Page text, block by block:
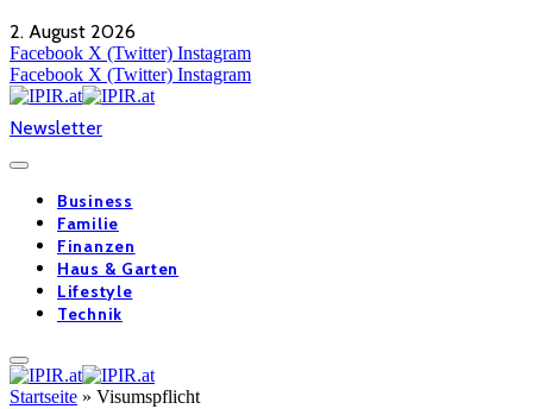
2. August 2026
Facebook X (Twitter) Instagram
Facebook X (Twitter) Instagram
Newsletter
Business
Familie
Finanzen
Haus & Garten
Lifestyle
Technik
Startseite » Visumspflicht